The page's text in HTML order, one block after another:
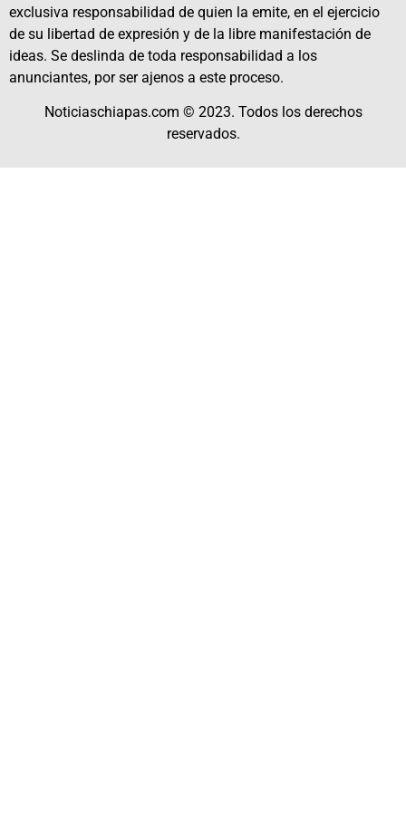
exclusiva responsabilidad de quien la emite, en el ejercicio
de su libertad de expresión y de la libre manifestación de
ideas. Se deslinda de toda responsabilidad a los
anunciantes, por ser ajenos a este proceso.
Noticiaschiapas.com © 2023. Todos los derechos
reservados.